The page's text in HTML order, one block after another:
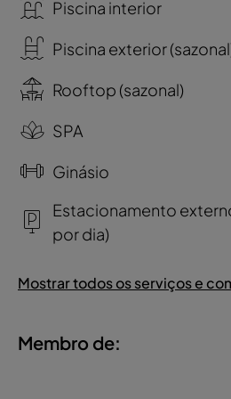
Piscina interior
Piscina exterior
Rooftop (sazonal)
SPA
Ginásio
Estacionamento
por dia)
Mostrar todos os serviços e
Membro de: